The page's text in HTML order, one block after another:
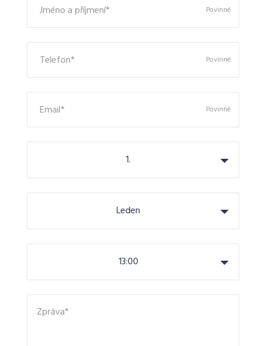
Jméno a příjmení* Povinné
Telefon* Povinné
Email* Povinné
1.
Leden
13:00